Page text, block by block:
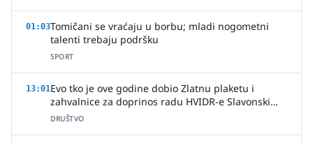
01:03Tomičani se vraćaju u borbu; mladi nogometni
talenti trebaju podršku
SPORT
13:01Evo tko je ove godine dobio Zlatnu plaketu i
zahvalnice za doprinos radu HVIDR-e Slavonski
Brod
DRUŠTVO